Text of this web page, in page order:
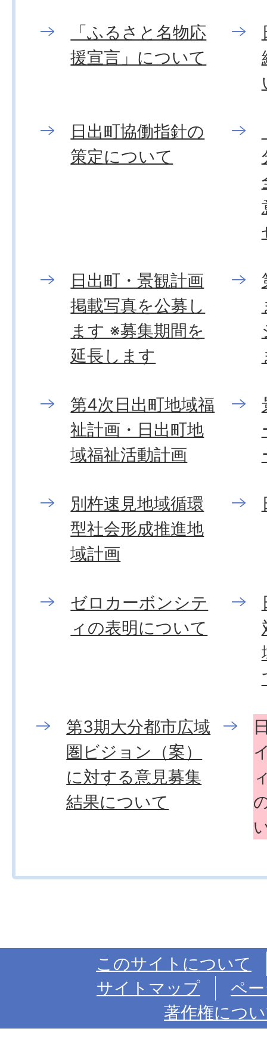
「ふるさと名物応
援宣言」について
日出町協働指針の
策定について
日出町・景観計画
掲載写真を公募し
ます ※募集期間を
延長します
第4次日出町地域福
祉計画・日出町地
域福祉活動計画
別杵速見地域循環
型社会形成推進地
域計画
ゼロカーボンシテ
ィの表明について
第3期大分都市広域
圏ビジョン（案）
に対する意見募集
結果について
このサイトについて
サイトマップ
ペ
著作権につ